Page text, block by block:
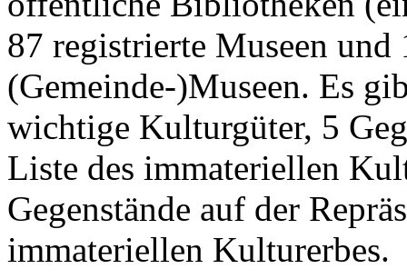
87 registrierte Museen
(Gemeinde-)Museen. Es
wichtige Kulturgüter, 5
Liste des immateriellen
Gegenstände auf der
immateriellen Kulturerbes.